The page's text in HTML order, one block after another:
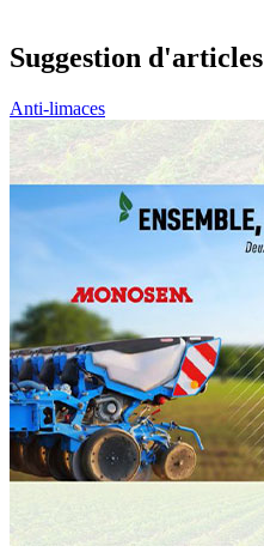
Suggestion d'articles
Anti-limaces